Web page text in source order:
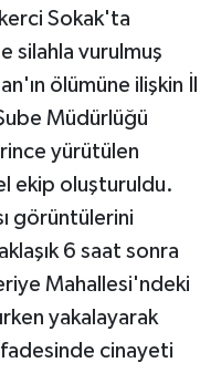
Sokak'ta
silahla vurulmuş
ölümüne ilişkin İl
Müdürlüğü
yürütülen
ekip oluşturuldu.
görüntülerini
6 saat sonra
Mahallesi'ndeki
yakalayarak
cinayeti